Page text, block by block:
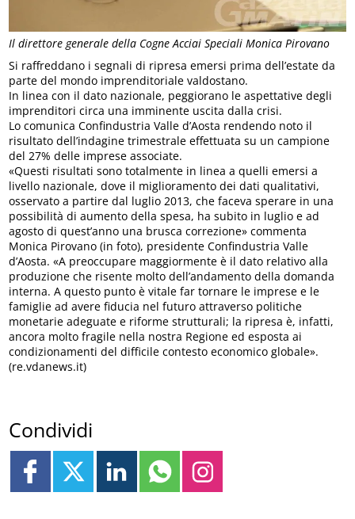
Il direttore generale della Cogne Acciai Speciali Monica Pirovano
Si raffreddano i segnali di ripresa emersi prima dell’estate da
parte del mondo imprenditoriale valdostano.
In linea con il dato nazionale, peggiorano le aspettative degli
imprenditori circa una imminente uscita dalla crisi.
Lo comunica Confindustria Valle d’Aosta rendendo noto il
risultato dell’indagine trimestrale effettuata su un campione
del 27% delle imprese associate.
«Questi risultati sono totalmente in linea a quelli emersi a
livello nazionale, dove il miglioramento dei dati qualitativi,
osservato a partire dal luglio 2013, che faceva sperare in una
possibilità di aumento della spesa, ha subito in luglio e ad
agosto di quest’anno una brusca correzione» commenta
Monica Pirovano (in foto), presidente Confindustria Valle
d’Aosta. «A preoccupare maggiormente è il dato relativo alla
produzione che risente molto dell’andamento della domanda
interna. A questo punto è vitale far tornare le imprese e le
famiglie ad avere fiducia nel futuro attraverso politiche
monetarie adeguate e riforme strutturali; la ripresa è, infatti,
ancora molto fragile nella nostra Regione ed esposta ai
condizionamenti del difficile contesto economico globale».
(re.vdanews.it)
Condividi